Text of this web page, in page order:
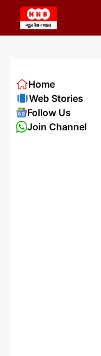
content
Home
Web Stories
Follow Us
Join Channel